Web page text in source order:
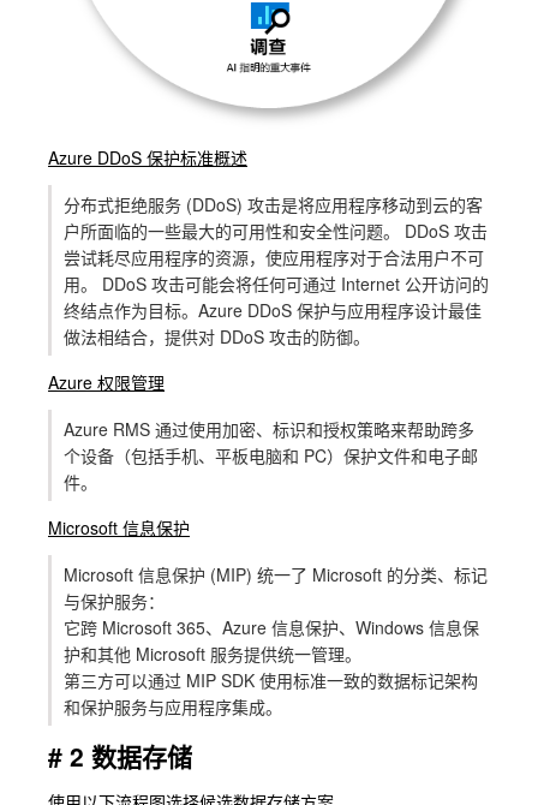
Azure DDoS 保护标准概述
分布式拒绝服务 (DDoS) 攻击是将应用程序移动到云的客
户所面临的一些最大的可用性和安全性问题。 DDoS 攻击
尝试耗尽应用程序的资源，使应用程序对于合法用户不可
用。 DDoS 攻击可能会将任何可通过 Internet 公开访问的
终结点作为目标。Azure DDoS 保护与应用程序设计最佳
做法相结合，提供对 DDoS 攻击的防御。
Azure 权限管理
Azure RMS 通过使用加密、标识和授权策略来帮助跨多
个设备（包括手机、平板电脑和 PC）保护文件和电子邮
件。
Microsoft 信息保护
Microsoft 信息保护 (MIP) 统一了 Microsoft 的分类、标记
与保护服务：
它跨 Microsoft 365、Azure 信息保护、Windows 信息保
护和其他 Microsoft 服务提供统一管理。
第三方可以通过 MIP SDK 使用标准一致的数据标记架构
和保护服务与应用程序集成。
# 2 数据存储